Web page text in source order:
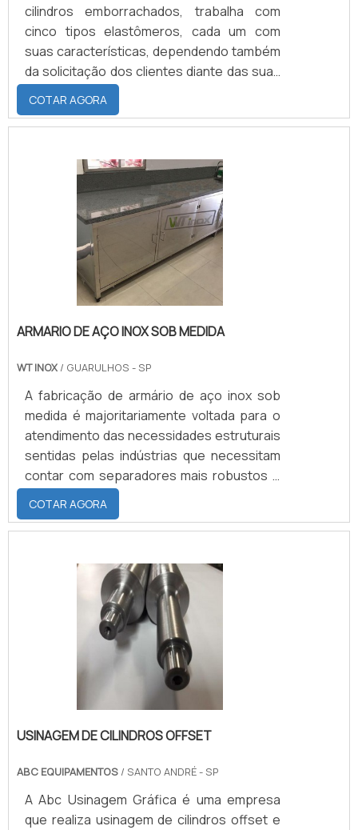
cilindros emborrachados, trabalha com
cinco tipos elastômeros, cada um com
suas características, dependendo também
da solicitação dos clientes diante das suas
necessidades..CONHEÇA A
CARACTERÍSTICA DE CADA ELASTÔMERO
A borracha natural, cuja maior atribuição é a
90 shores; O EPDM que sua maior
atribuição é a resistência a ozônio,
podendo ser feito com dureza entre 30 a
resistên.
COTAR AGORA
ARMARIO DE AÇO INOX SOB MEDIDA
WT INOX / GUARULHOS - SP
A fabricação de armário de aço inox sob
medida é majoritariamente voltada para o
atendimento das necessidades estruturais
sentidas pelas indústrias que necessitam
contar com separadores mais robustos e
absolutamente resistentes em seus
espaços físicos. Um dos locais que melhor
demanda por esse tipo de instalação é
industriais.Por precisarem ser dotadas de
armários duráveis e com facilitadas
capacidades de limpeza em seus espaços,
as cozinhas industriais normalmente se.
COTAR AGORA
USINAGEM DE CILINDROS OFFSET
ABC EQUIPAMENTOS / SANTO ANDRÉ - SP
A Abc Usinagem Gráfica é uma empresa
que realiza usinagem de cilindros offset e